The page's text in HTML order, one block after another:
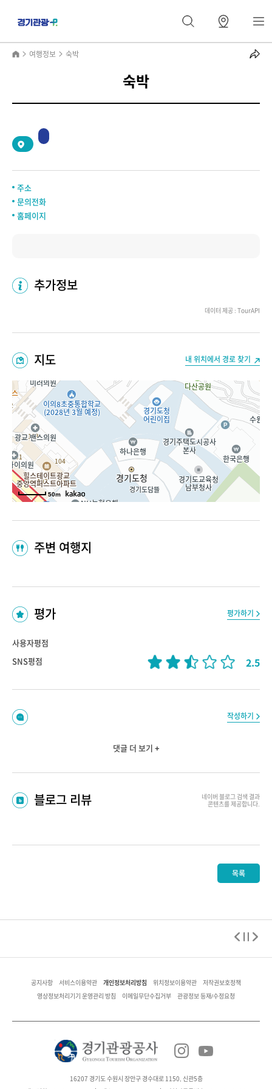
여행정보 숙박
숙박
주소
문의전화
홈페이지
추가정보
데이터 제공 : TourAPI
지도 내 위치에서 경로 찾기
50m
주변 여행지
평가 평가하기
사용자평점
SNS평점 2.5
작성하기
댓글 더 보기 +
블로그 리뷰 네이버 블로그 검색 결과
콘텐츠를 제공합니다.
목록
공지사항 서비스이용약관 개인정보처리방침 위치정보이용약관 저작권보호정책
영상정보처리기기 운영관리 방침 이메일무단수집거부 관광정보 등재/수정요청
16207 경기도 수원시 장안구 경수대로 1150, 신관5층